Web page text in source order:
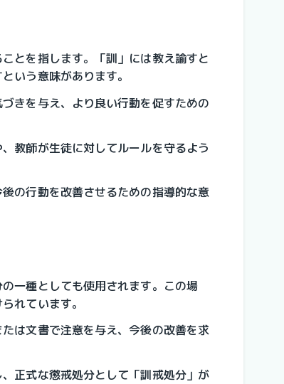
とを指します。「訓」には教え諭すと
いう意味があります。
きを与え、より良い行動を促すための
教師が生徒に対してルールを守るよう
の行動を改善させるための指導的な意
一種としても使用されます。この場
れています。
は文書で注意を与え、今後の改善を求
正式な懲戒処分として「訓戒処分」が